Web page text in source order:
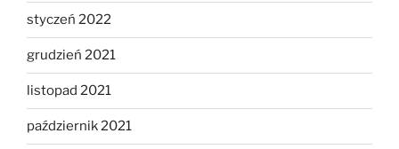
styczeń 2022
grudzień 2021
listopad 2021
październik 2021